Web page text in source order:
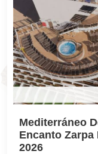
Mediterráneo
Encanto Zarpa
2026